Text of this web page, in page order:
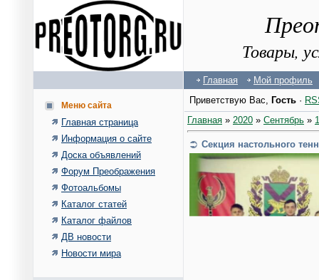
Товары,
Главная Мой профиль
Меню сайта
Главная страница
Информация о сайте
Доска объявлений
Форум Преображения
Фотоальбомы
Каталог статей
Каталог файлов
ДВ новости
Новости мира
Приветствую Вас, Гость ·
Главная » 2020 » Сентябрь »
Cекция настольного